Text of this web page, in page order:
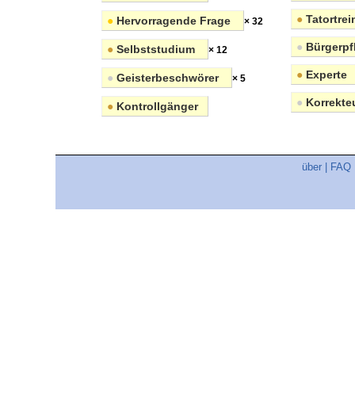
● Hervorragende Frage × 32
● Selbststudium × 12
● Geisterbeschwörer × 5
● Kontrollgänger
●
●
● Experte
●
über FAQ